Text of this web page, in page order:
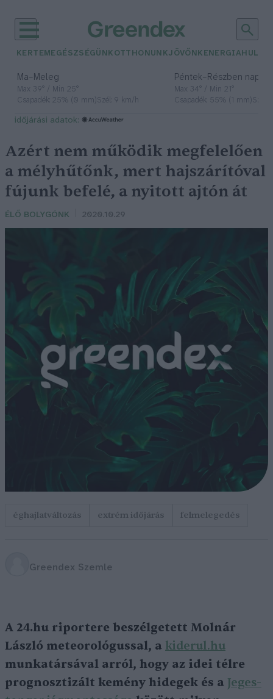
KERTEM EGÉSZSÉGÜNK OTTHONUNKJÖVŐNK ENERGIA
Ma– Meleg
Max 39° / Min 25°
Csapadék: 25% (0 mm)Szél: 9 km/h
Péntek– Részben
Max 34° / Min 21°
Csapadék: 55% (1 mm)Szél:
időjárási adatok:
Azért nem működik megfelelően
a mélyhűtőnk, mert hajszárítóval
fújunk befelé, a nyitott ajtón át
ÉLŐ BOLYGÓNK 2020.10.29
éghajlatváltozás extrém időjárás felmelegedés
Greendex Szemle
A 24.hu riportere beszélgetett Molnár
László meteorológussal, a kiderul.hu
munkatársával arról, hogy az idei télre
prognosztizált kemény hidegek és a Jeges-